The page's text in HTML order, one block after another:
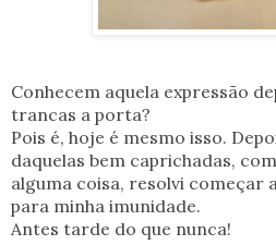
Conhecem aquela expressão
trancas a porta?
Pois é, hoje é mesmo isso.
daquelas bem caprichadas,
alguma coisa, resolvi começar
para minha imunidade.
Antes tarde do que nunca!